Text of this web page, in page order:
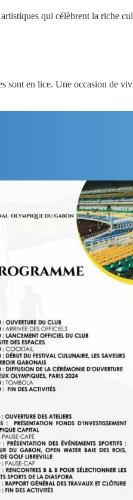
qui célèbrent la riche
en lice. Une occasion de